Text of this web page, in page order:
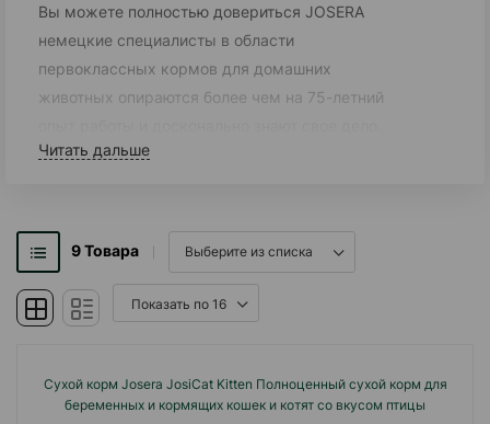
Вы можете полностью довериться JOSERA
немецкие специалисты в области
первоклассных кормов для домашних
животных опираются более чем на 75-летний
Здоровье вашего питомца, превосходный вкус,
кормов​класса суперпремиум для собак и
кошек.
Если вы выберете для своего питомца наши
настоящими знатоками своего дела.Неважно,
породистая у вас собака или дворняга,
Читать дальше
9Товара
Сухой корм Josera JosiCat Kitten Полноценный сухой корм для
беременных и кормящих кошек и котят со вкусом птицы